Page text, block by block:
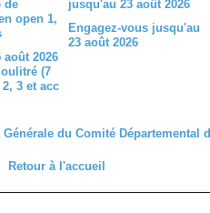
août 2026
(7
3 et acc
Engagez-vous jusqu'au
23 août 2026
Retour à l'accueil